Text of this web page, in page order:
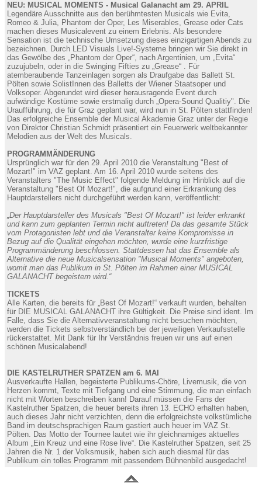
NEU: MUSICAL MOMENTS - Musical Galanacht am 29. APRIL
Legendäre Ausschnitte aus den berühmtesten Musicals wie Evita,
Romeo & Julia, Phantom der Oper, Les Miserables, Grease oder Cats
machen dieses Musicalevent zu einem Erlebnis. Als besondere
Sensation ist die technische Umsetzung dieses einzigartigen Abends zu
bezeichnen. Durch LED Visuals Live!-Systeme bringen wir Sie direkt in
das Gewölbe des „Phantom der Oper“, nach Argentinien, um „Evita“
zuzujubeln, oder in die Swinging Fifties zu „Grease“ . Für
atemberaubende Tanzeinlagen sorgen als Draufgabe das Ballett St.
Pölten sowie SolistInnen des Balletts der Wiener Staatsoper und
Volksoper. Abgerundet wird dieser herausragende Event durch
aufwändige Kostüme sowie erstmalig durch „Opera-Sound Qualitiy". Die
Uraufführung, die für Graz geplant war, wird nun in St. Pölten stattfinden!
Das erfolgreiche Ensemble der Musical Akademie Graz unter der Regie
von Direktor Christian Schmidt präsentiert ein Feuerwerk weltbekannter
Melodien aus der Welt des Musicals.
PROGRAMMÄNDERUNG
Ursprünglich war für den 29. April 2010 die Veranstaltung "Best of
Mozart!" im VAZ geplant. Am 16. April 2010 wurde seitens des
Veranstalters "The Music Effect" folgende Meldung im Hinblick auf die
Veranstaltung "Best Of Mozart!", die aufgrund einer Erkrankung des
Hauptdarstellers nicht durchgeführt werden kann, veröffentlicht:
„Der Hauptdarsteller des Musicals "Best Of Mozart!" ist leider erkrankt
und kann zum geplanten Termin nicht auftreten! Da das gesamte Stück
vom Protagonisten lebt und die Veranstalter keine Kompromisse in
Bezug auf die Qualität eingehen möchten, wurde eine kurzfristige
Programmänderung beschlossen. Stattdessen hat das Ensemble als
Alternative die neue Musicalsensation "Musical Moments" angeboten,
womit man das Publikum in St. Pölten im Rahmen einer MUSICAL
GALANACHT begeistern wird.“
TICKETS
Alle Karten, die bereits für „Best Of Mozart!“ verkauft wurden, behalten
für DIE MUSICAL GALANACHT ihre Gültigkeit. Die Preise sind ident. Im
Falle, dass Sie die Alternativveranstaltung nicht besuchen möchten,
werden die Tickets selbstverständlich bei der jeweiligen Verkaufsstelle
rückerstattet. Mit Dank für Ihr Verständnis freuen wir uns auf einen
schönen Musicalabend!
DIE KASTELRUTHER SPATZEN am 6. MAI
Ausverkaufte Hallen, begeisterte Publikums-Chöre, Livemusik, die von
Herzen kommt, Texte mit Tiefgang und eine Stimmung, die man einfach
nicht mit Worten beschreiben kann! Darauf müssen die Fans der
Kastelruther Spatzen, die heuer bereits ihren 13. ECHO erhalten haben,
auch dieses Jahr nicht verzichten, denn die erfolgreichste volkstümliche
Band im deutschsprachigen Raum gastiert auch heuer im VAZ St.
Pölten. Das Motto der Tournee lautet wie ihr gleichnamiges aktuelles
Album „Ein Kreuz und eine Rose live“. Die Kastelruther Spatzen, seit 25
Jahren die Nr. 1 der Volksmusik, haben sich auch diesmal für das
Publikum ein tolles Programm mit passendem Bühnenbild ausgedacht!